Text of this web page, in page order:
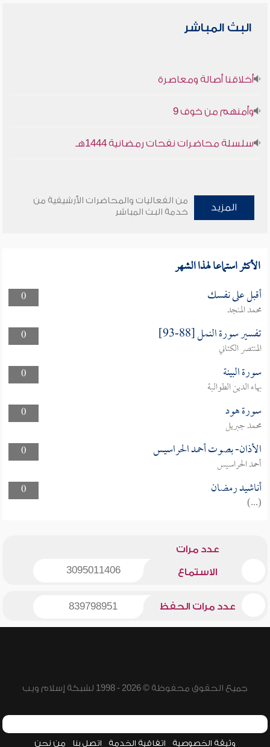
البث المباشر
أخلاقنا أصالة ومعاصرة
وأمنهم من خوف 9
سلسلة محاضرات نفحات رمضانية 1444هـ
المزيد
من الفعاليات والمحاضرات الأرشيفية من
خدمة البث المباشر
الأكثر استماعا لهذا الشهر
0 أقبل على نفسك
محمد المنجد
0
تفسير سورة النمل [88-93]
المنتصر الكتاني
0
سورة البينة
بهاء الدين الطوالبة
0
سورة هود
محمد جبريل
0
الأذان- بصوت أحمد الحراسيس
أحمد الحراسيس
0
أناشيد رمضان
(...)
عدد مرات
الاستماع 3095011406
عدد مرات الحفظ 839798951
جميع الحقوق محفوظة © 2026 - 1998 لشبكة إسلام ويب
وثيقة الخصوصية اتفاقية الخدمة اتصل بنا من نحن